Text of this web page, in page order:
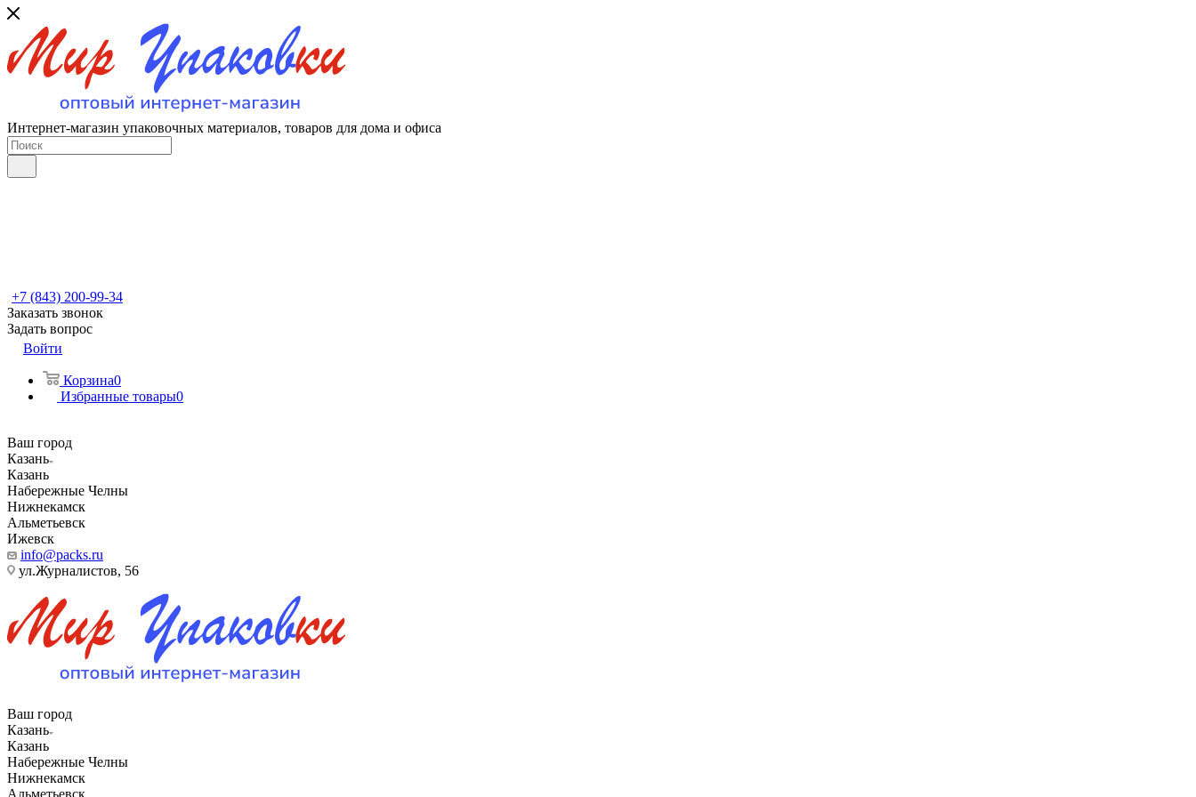
Интернет-магазин упаковочных материалов, товаров для дома и офиса
+7 (843) 200-99-34
Заказать звонок
Задать вопрос
Войти
Корзина0
Избранные товары0
Ваш город
Казань
Казань
Набережные Челны
Нижнекамск
Альметьевск
Ижевск
info@packs.ru
ул.Журналистов, 56
Ваш город
Казань
Казань
Набережные Челны
Нижнекамск
Альметьевск